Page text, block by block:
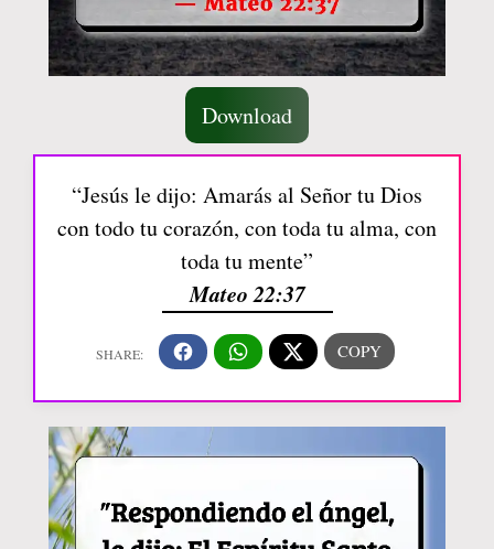
Download
“Jesús le dijo: Amarás al Señor tu Dios
con todo tu corazón, con toda tu alma, con
toda tu mente”
Mateo 22:37